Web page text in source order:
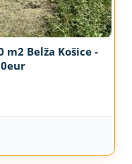
m2 Belža Košice -